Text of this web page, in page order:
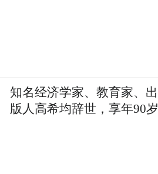
知名经济学家、教育家、出
版人高希均辞世，享年90岁